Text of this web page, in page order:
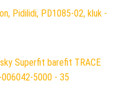
Pidilidi, PD1085-02, kluk -
Superfit barefit TRACE
5000 - 35